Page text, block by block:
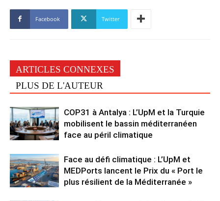
Facebook Twitter
ARTICLES CONNEXES
PLUS DE L'AUTEUR
COP31 à Antalya : L’UpM et la Turquie
mobilisent le bassin méditerranéen
face au péril climatique
Face au défi climatique : L’UpM et
MEDPorts lancent le Prix du « Port le
plus résilient de la Méditerranée »